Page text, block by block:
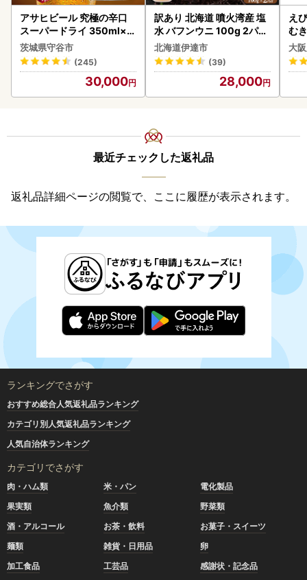
アサヒビール 究極の辛口
スーパードライ 350ml×4
8本 ビール
茨城県守谷市
(245)
30,000
訳あり 北海道 噴火湾産 塩
水 バフンウニ 100g 2パッ
ク 計200g 《アフター保証
付き》うに ウニ 雲丹 海鮮
海の幸 魚介類 ウニ丼 お寿
司 濃厚 無添加 産地直送 お
取り寄せ 山村水産 送料無
北海道伊達市
(39)
28,000
え
む
大
最近チェックした返礼品
返礼品詳細ページの閲覧で、ここに履歴が表示されます。
ランキングでさがす
おすすめ総合人気返礼品ランキング
カテゴリ別人気返礼品ランキング
人気自治体ランキング
カテゴリでさがす
肉・ハム類 米・パン
電化製品
果実類
魚介類
野菜類
酒・アルコール
お茶・飲料
お菓子・スイーツ
麺類
雑貨・日用品
卵
加工食品
工芸品
感謝状・記念品